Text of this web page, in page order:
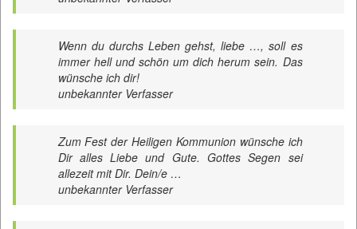
Wenn du durchs Leben gehst, liebe …, soll es
immer hell und schön um dich herum sein. Das
wünsche ich dir!
unbekannter Verfasser
Zum Fest der Heiligen Kommunion wünsche ich
Dir alles Liebe und Gute. Gottes Segen sei
allezeit mit Dir. Dein/e …
unbekannter Verfasser